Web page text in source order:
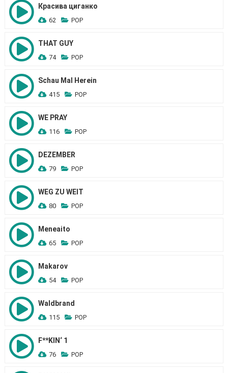
Красива циганко
62 POP
THAT GUY
74 POP
Schau Mal Herein
415 POP
WE PRAY
116 POP
DEZEMBER
79 POP
WEG ZU WEIT
80 POP
Meneaito
65 POP
Makarov
54 POP
Waldbrand
115 POP
F**KIN‘ 1
76 POP